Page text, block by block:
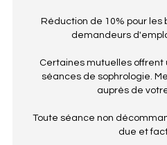
Réduction de 10% pour les
demandeurs
Certaines mutuelles offrent
séances de sophrologie.
auprès de
Toute séance non
due et